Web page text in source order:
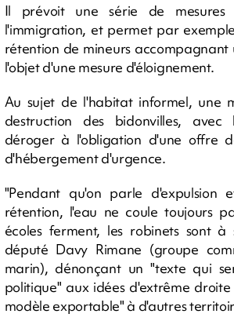
Il prévoit une série de
l'immigration, et permet par
rétention de mineurs
l'objet d'une mesure d'éloignement.
Au sujet de l'habitat informel, une
destruction des bidonvilles,
déroger à l'obligation d'une offre
d'hébergement d'urgence.
"Pendant qu'on parle d'expulsion
rétention, l'eau ne coule toujours
écoles ferment, les robinets sont
député Davy Rimane (groupe
marin), dénonçant un "texte qui
politique" aux idées d'extrême
modèle exportable" à d'autres